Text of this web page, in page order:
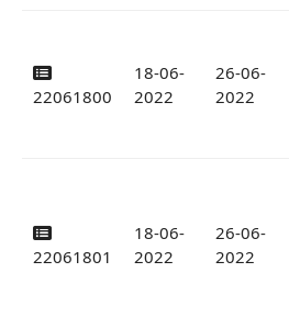
22061800
18-06-
2022
26-06-
2022
22061801
18-06-
2022
26-06-
2022